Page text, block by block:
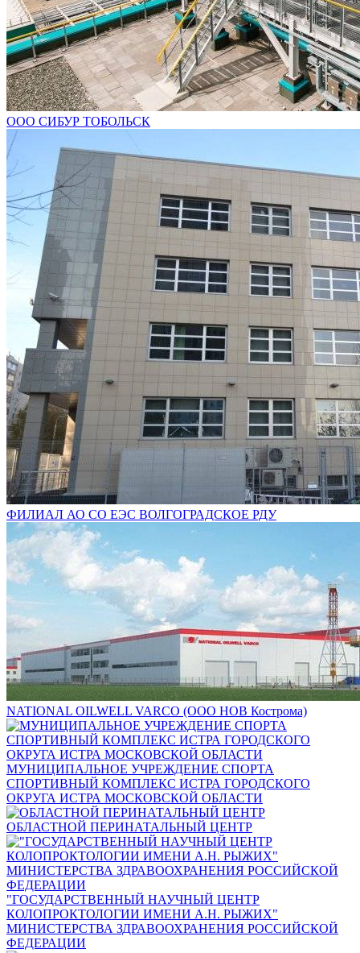
ООО СИБУР ТОБОЛЬСК
ФИЛИАЛ АО СО ЕЭС ВОЛГОГРАДСКОЕ РДУ
NATIONAL OILWELL VARCO (ООО НОВ Кострома)
МУНИЦИПАЛЬНОЕ УЧРЕЖДЕНИЕ СПОРТА
СПОРТИВНЫЙ КОМПЛЕКС ИСТРА ГОРОДСКОГО
ОКРУГА ИСТРА МОСКОВСКОЙ ОБЛАСТИ
ОБЛАСТНОЙ ПЕРИНАТАЛЬНЫЙ ЦЕНТР
"ГОСУДАРСТВЕННЫЙ НАУЧНЫЙ ЦЕНТР
КОЛОПРОКТОЛОГИИ ИМЕНИ А.Н. РЫЖИХ"
МИНИСТЕРСТВА ЗДРАВООХРАНЕНИЯ РОССИЙСКОЙ
ФЕДЕРАЦИИ